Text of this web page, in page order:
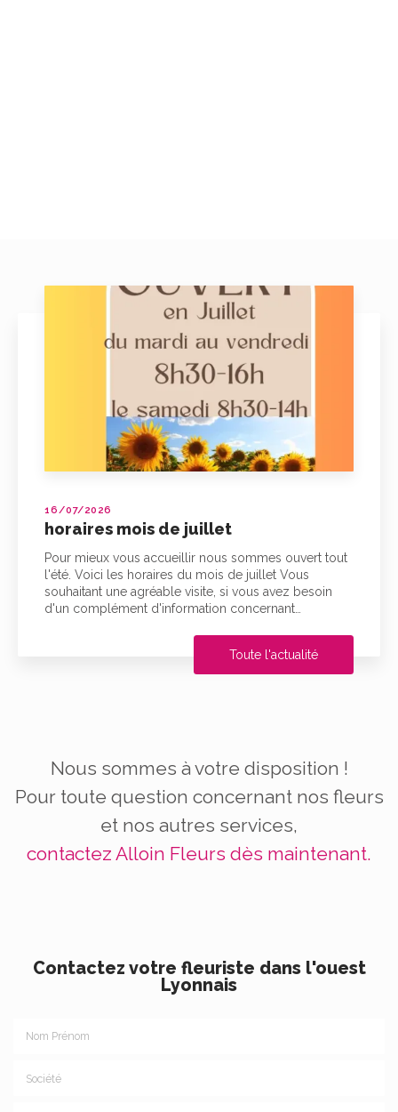
16/07/2026
horaires mois de juillet
Pour mieux vous accueillir nous sommes ouvert tout
l'été. Voici les horaires du mois de juillet Vous
souhaitant une agréable visite, si vous avez besoin
d'un complément d'information concernant…
Toute l'actualité
Nous sommes à votre disposition !
Pour toute question concernant nos fleurs
et nos autres services,
contactez Alloin Fleurs dès maintenant.
Contactez votre fleuriste dans l'ouest
Lyonnais